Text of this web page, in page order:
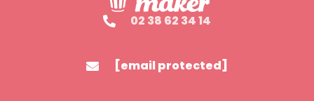
02 38 62 34 14
[email protected]